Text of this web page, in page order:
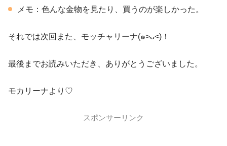
メモ：色んな金物を見たり、買うのが楽しかった。
それでは次回また、モッチャリーナ(๑˃̵ᴗ˂̵)！
最後までお読みいただき、ありがとうございました。
モカリーナより♡
スポンサーリンク